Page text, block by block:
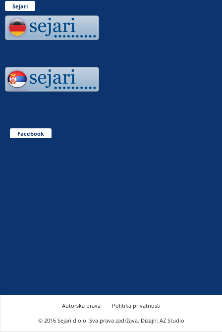
Sejari
Facebook
Autorska prava
Politika privatnosti
© 2016 Sejari d.o.o. Sva prava zadržava. Dizajn: AZ Studio